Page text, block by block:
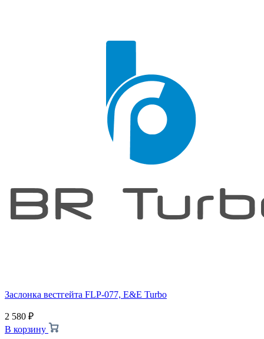
Заслонка вестгейта FLP-077, E&E Turbo
2 580 ₽
В корзину